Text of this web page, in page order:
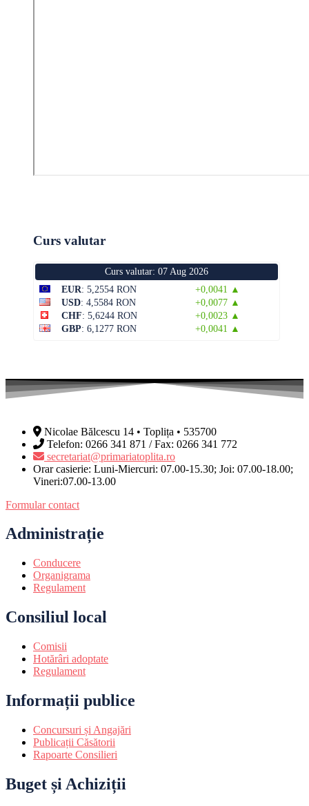
Curs valutar
Curs valutar: 07 Aug 2026
EUR: 5,2554 RON
+0,0041 ▲
USD: 4,5584 RON
+0,0077 ▲
CHF: 5,6244 RON
+0,0023 ▲
GBP: 6,1277 RON +0,0041 ▲
Nicolae Bălcescu 14 • Toplița • 535700
Telefon: 0266 341 871 / Fax: 0266 341 772
secretariat@primariatoplita.ro
Orar casierie: Luni-Miercuri: 07.00-15.30; Joi: 07.00-18.00;
Vineri:07.00-13.00
Formular contact
Administrație
Conducere
Organigrama
Regulament
Consiliul local
Comisii
Hotărâri adoptate
Regulament
Informații publice
Concursuri și Angajări
Publicații Căsătorii
Rapoarte Consilieri
Buget și Achiziții